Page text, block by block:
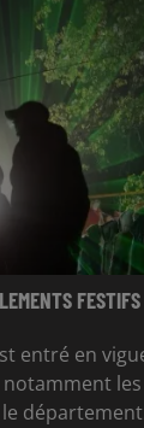
entré en